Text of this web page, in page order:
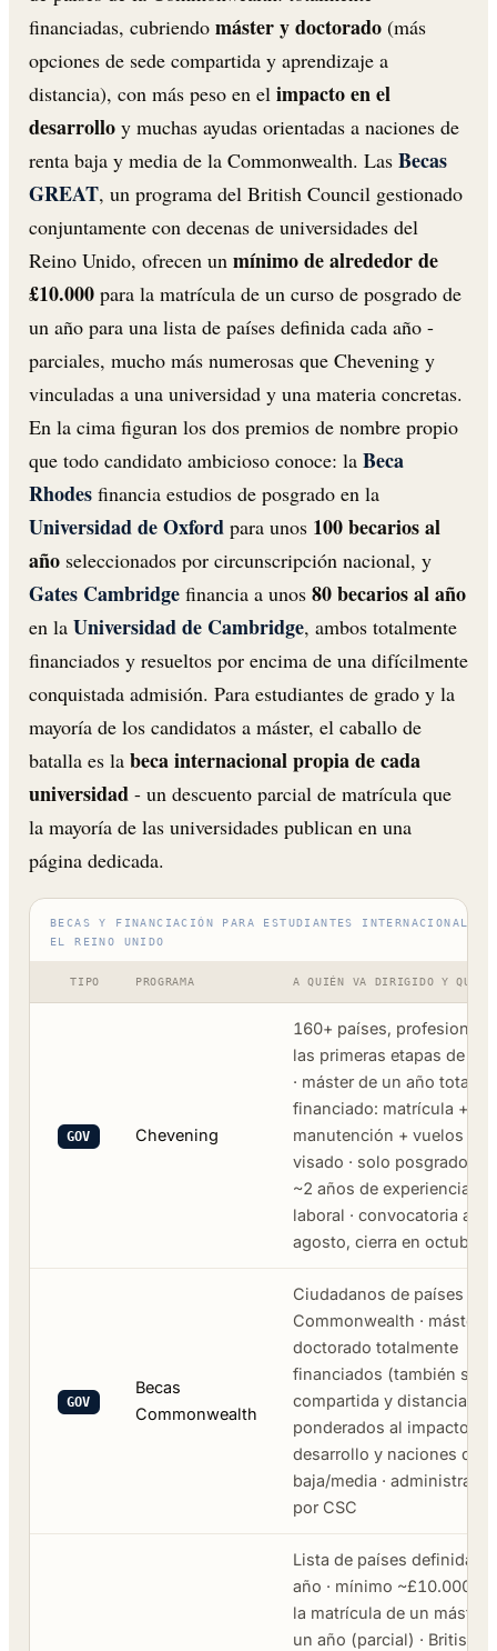
financiadas, cubriendo máster y doctorado (más
opciones de sede compartida y aprendizaje a
distancia), con más peso en el impacto en el
desarrollo y muchas ayudas orientadas a naciones de
renta baja y media de la Commonwealth. Las Becas
GREAT, un programa del British Council gestionado
conjuntamente con decenas de universidades del
Reino Unido, ofrecen un mínimo de alrededor de
£10.000 para la matrícula de un curso de posgrado de
un año para una lista de países definida cada año -
parciales, mucho más numerosas que Chevening y
vinculadas a una universidad y una materia concretas.
En la cima figuran los dos premios de nombre propio
que todo candidato ambicioso conoce: la Beca
Rhodes financia estudios de posgrado en la
Universidad de Oxford para unos 100 becarios al
año seleccionados por circunscripción nacional, y
Gates Cambridge financia a unos 80 becarios al año
en la Universidad de Cambridge, ambos totalmente
financiados y resueltos por encima de una difícilmente
conquistada admisión. Para estudiantes de grado y la
mayoría de los candidatos a máster, el caballo de
batalla es la beca internacional propia de cada
universidad - un descuento parcial de matrícula que
la mayoría de las universidades publican en una
página dedicada.
BECAS Y FINANCIACIÓN PARA ESTUDIANTES INTERNACIONALES
EL REINO UNIDO
TIPO PROGRAMA A QUIÉN VA DIRIGIDO Y QUÉ
GOV Chevening
160+ países,
las primeras etapas de
· máster de un año
financiado: matrícula +
manutención + vuelos +
visado · solo posgrado ·
~2 años de experiencia
laboral · convocatoria
agosto, cierra en octubre
GOV
Becas
Commonwealth
Ciudadanos de países de
Commonwealth · máster y
doctorado totalmente
financiados (también sede
compartida y distancia) ·
ponderados al impacto en
desarrollo y naciones de
baja/media ·
por CSC
Lista de países definida
año · mínimo ~£10.000
la matrícula de un máster
un año (parcial) · British